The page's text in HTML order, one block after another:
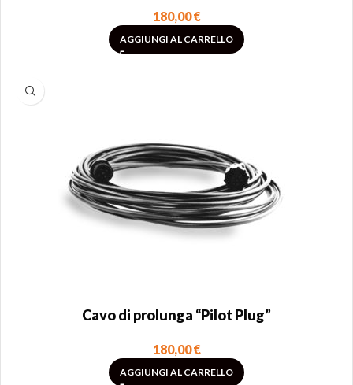
180,00€
AGGIUNGI AL CARRELLO
Cavo di prolunga “Pilot Plug”
180,00€
AGGIUNGI AL CARRELLO